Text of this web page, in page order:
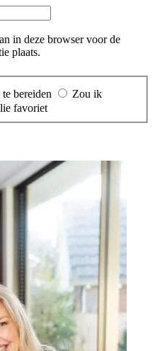
in deze browser voor de
plaats.
bereiden
Zou ik
favoriet